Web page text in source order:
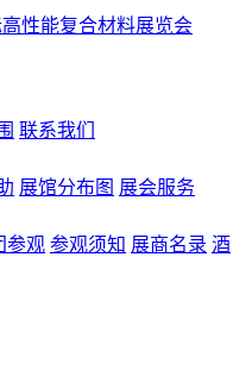
联系我们
展馆分布图 展会服务
参观 参观须知 展商名录 酒